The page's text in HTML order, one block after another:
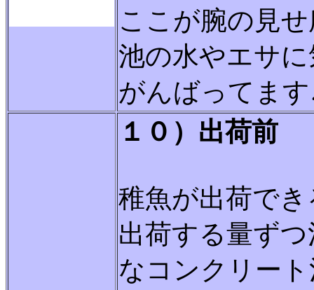
ここが腕の見
池の水やエサ
がんばってます
１０）出荷前
稚魚が出荷で
出荷する量ず
なコンクリー